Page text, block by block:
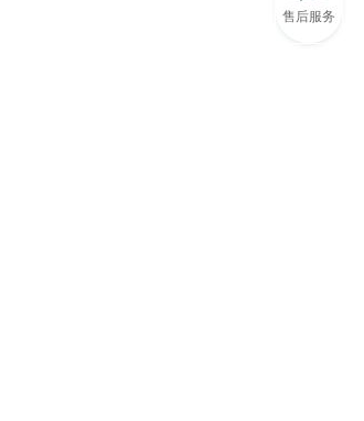
售后服务